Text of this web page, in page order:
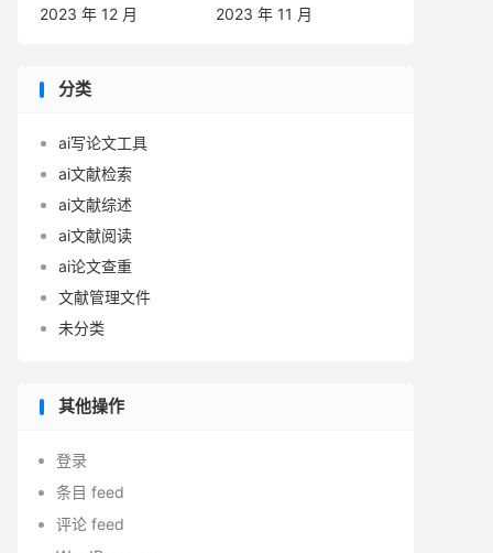
2023 年 12 月
2023 年 11 月
分类
ai写论文工具
ai文献检索
ai文献综述
ai文献阅读
ai论文查重
文献管理文件
未分类
其他操作
登录
条目 feed
评论 feed